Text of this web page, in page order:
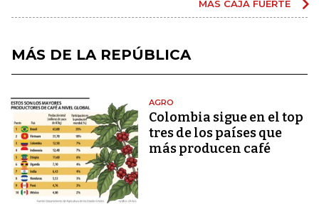
MÁS CAJA FUERTE
MÁS DE LA REPÚBLICA
AGRO
Colombia sigue en el top
tres de los países que
más producen café